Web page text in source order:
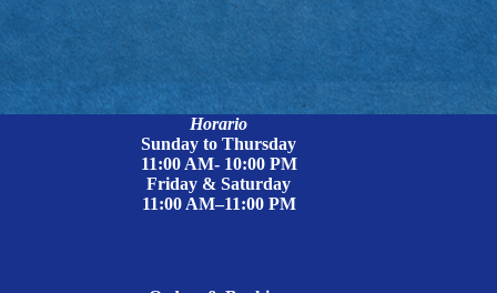
Horario
Sunday to Thursday
11:00 AM- 10:00 PM
Friday & Saturday
11:00 AM–11:00 PM